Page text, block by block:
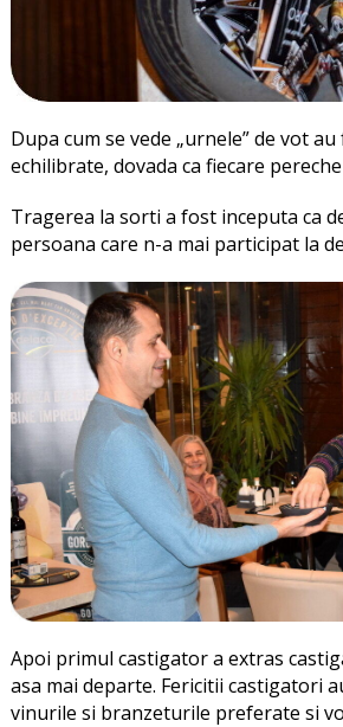
Dupa cum se vede „urnele” de vot
echilibrate, dovada ca fiecare
Tragerea la sorti a fost inceputa ca
persoana care n-a mai participat la
Apoi primul castigator a extras
asa mai departe. Fericitii castigatori
vinurile si branzeturile preferate si